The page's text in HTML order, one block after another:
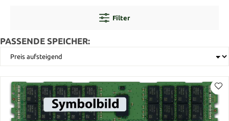
Filter
PASSENDE SPEICHER: